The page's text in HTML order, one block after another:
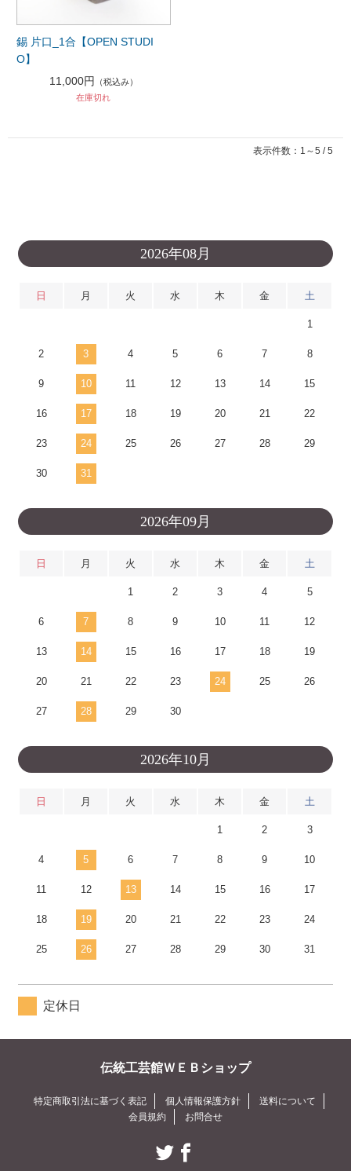
錫 片口_1合【OPEN STUDI
O】
11,000円 （税込み）
在庫切れ
表示件数：1～5 / 5
2026年08月
日 月 火 水 木 金 土
1
2 3 4 5 6 7 8
9 10 11 12 13 14 15
16 17 18 19 20 21 22
23 24 25 26 27 28 29
30 31
2026年09月
日 月 火 水 木 金 土
1 2 3 4 5
6 7 8 9 10 11 12
13 14 15 16 17 18 19
20 21 22 23 24 25 26
27 28 29 30
2026年10月
日 月 火 水 木 金 土
1 2 3
4 5 6 7 8 9 10
11 12 13 14 15 16 17
18 19 20 21 22 23 24
25 26 27 28 29 30 31
定休日
伝統工芸館ＷＥＢショップ
特定商取引法に基づく表記 個人情報保護方針
送料について
会員規約
お問合せ